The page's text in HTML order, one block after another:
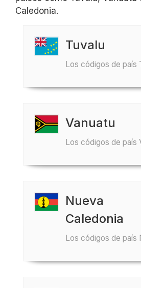
Caledonia.
Tuvalu
Los códigos de país
Vanuatu
Los códigos de país
Nueva
Caledonia
Los códigos de país